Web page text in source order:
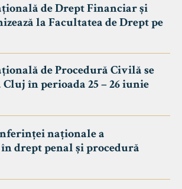
de Drept Financiar și
la Facultatea de Drept pe
de Procedură Civilă se
Cluj în perioada 25 – 26 iunie
naționale a
drept penal și procedură